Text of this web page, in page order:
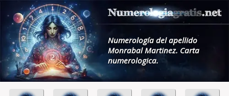
Numerología del apellido
Monrabal Martinez. Carta
numerologica.